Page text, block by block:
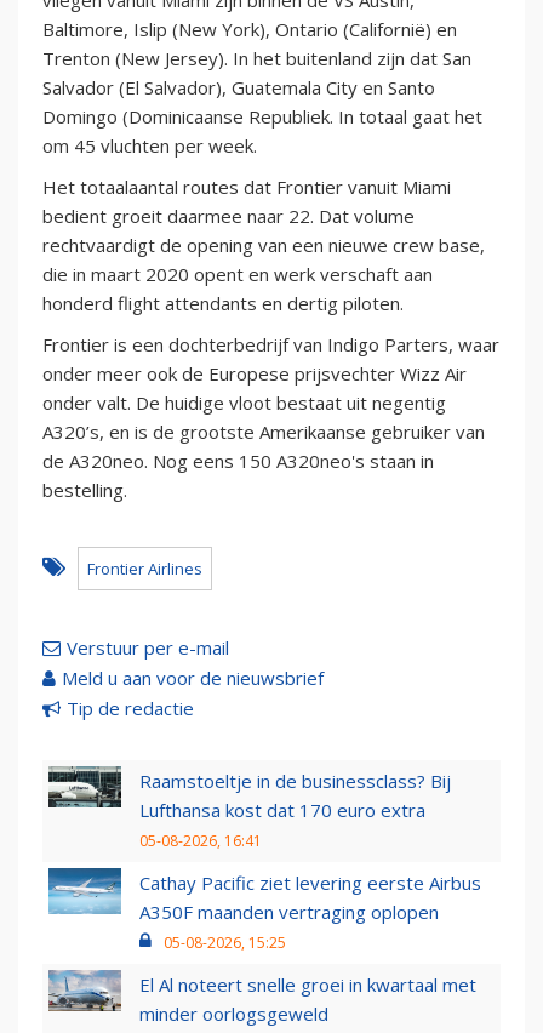
Baltimore, Islip (New York), Ontario (Californië) en
Trenton (New Jersey). In het buitenland zijn dat San
Salvador (El Salvador), Guatemala City en Santo
Domingo (Dominicaanse Republiek. In totaal gaat het
om 45 vluchten per week.
Het totaalaantal routes dat Frontier vanuit Miami
bedient groeit daarmee naar 22. Dat volume
rechtvaardigt de opening van een nieuwe crew base,
die in maart 2020 opent en werk verschaft aan
honderd flight attendants en dertig piloten.
Frontier is een dochterbedrijf van Indigo Parters, waar
onder meer ook de Europese prijsvechter Wizz Air
onder valt. De huidige vloot bestaat uit negentig
A320’s, en is de grootste Amerikaanse gebruiker van
de A320neo. Nog eens 150 A320neo's staan in
bestelling.
Frontier Airlines
Verstuur per e-mail
Meld u aan voor de nieuwsbrief
Tip de redactie
Raamstoeltje in de businessclass? Bij
Lufthansa kost dat 170 euro extra
05-08-2026, 16:41
Cathay Pacific ziet levering eerste Airbus
A350F maanden vertraging oplopen
05-08-2026, 15:25
El Al noteert snelle groei in kwartaal met
minder oorlogsgeweld